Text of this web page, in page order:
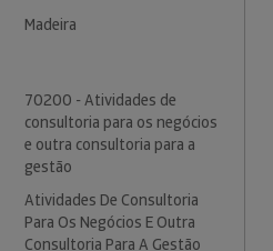
Madeira
70200 - Atividades de
consultoria para os negócios
e outra consultoria para a
gestão
Atividades De Consultoria
Para Os Negócios E Outra
Consultoria Para A Gestão